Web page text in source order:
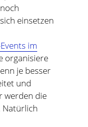
einsetzen
im
organisiere
je besser
und
werden die
Natürlich